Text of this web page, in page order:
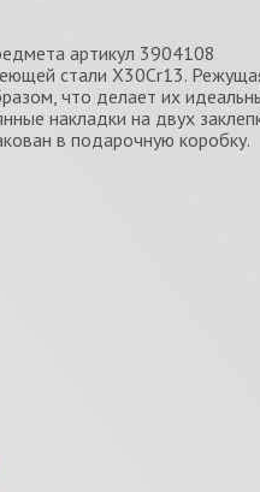
артикул 3904108
стали X30Cr13.
что делает их
накладки на двух
в подарочную коробку.